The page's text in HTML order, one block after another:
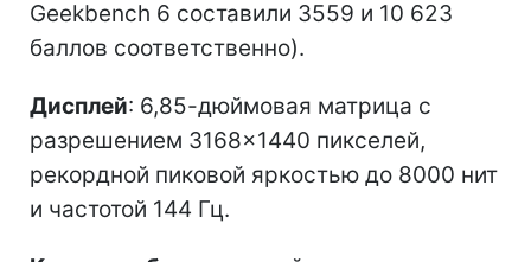
Geekbench 6 составили 3559 и 10 623
баллов соответственно).
Дисплей: 6,85-дюймовая матрица с
разрешением 3168×1440 пикселей,
рекордной пиковой яркостью до 8000 нит
и частотой 144 Гц.